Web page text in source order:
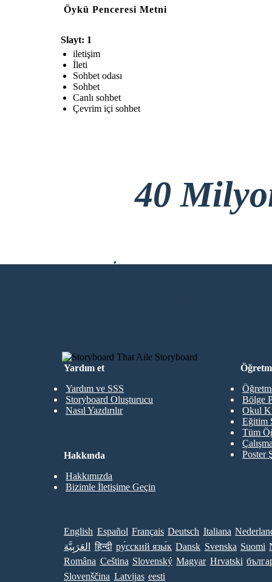
Öykü Penceresi Metni
Slayt: 1
iletişim
İleti
Sohbet odası
Sohbet
Canlı sohbet
Çevrim içi sohbet
40
İndirme Yok,
Yardım et
Yardım ve SSS
Storyboard Oluşturucu
Nasıl Yazdırılır
Bölge
Okul
Eğitim
Tüm
Poster
Hakkında
Hakkımızda
Bizimle İletişime Geçin
English Español Français Deutsch Italiana
العَرَبِيَّة
हिन्दी ру́сский язы́к Dansk Svenska Suomi
Româna Ceština Slovenský Magyar Hrvatski
Slovenščina Latvijas eesti